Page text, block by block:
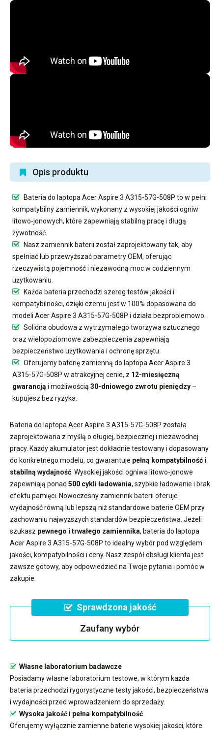
Opis produktu
Bateria do laptopa Acer Aspire 3 A315-57G-508P to w pełni
kompatybilny zamiennik, wykonany z wysokiej jakości ogniw
litowo-jonowych, które zapewniają stabilną pracę i długą
żywotność.
Nasz zamiennik baterii został zaprojektowany tak, aby
spełniać lub przewyższać parametry OEM, oferując
rzeczywistą pojemność i niezawodną moc w codziennym
użytkowaniu.
Każda bateria przechodzi szereg testów jakości i
kompatybilności, dzięki czemu jest w 100% dopasowana do
modeli Acer Aspire 3 A315-57G-508P i działa bezproblemowo.
Solidna obudowa z wytrzymałego tworzywa sztucznego
oraz wielopoziomowe zabezpieczenia zapewniają
bezpieczeństwo użytkowania i ochronę sprzętu.
Oferujemybaterię zamienną do laptopa Acer Aspire 3
A315-57G-508P w atrakcyjnej cenie, z 12-miesięczną
gwarancją i możliwością 30-dniowego zwrotu pieniędzy –
kupujesz bez ryzyka.
Bateria do laptopa Acer Aspire 3 A315-57G-508P została
zaprojektowana z myślą o długiej, bezpiecznej i niezawodnej
pracy. Każdy akumulator jest dokładnie testowany i dopasowany
do konkretnego modelu, co gwarantuje pełną kompatybilność i
stabilną wydajność . Wysokiej jakości ogniwa litowo-jonowe
zapewniają ponad 500 cykli ładowania, szybkie ładowanie i brak
efektu pamięci. Nowoczesny zamiennik baterii oferuje
wydajność równą lub lepszą niż standardowe baterie OEM przy
zachowaniu najwyższych standardów bezpieczeństwa. Jeżeli
szukasz pewnego i trwałego zamiennika, bateria do laptopa
Acer Aspire 3 A315-57G-508P to idealny wybór pod względem
jakości, kompatybilności i ceny. Nasz zespół obsługi klienta jest
zawsze gotowy, aby odpowiedzieć na Twoje pytania i pomóc w
zakupie.
Sprawdzona jakość
Zaufany wybór
Własne laboratorium badawcze
Posiadamy własne laboratorium testowe, w którym każda
bateria przechodzi rygorystyczne testy jakości, bezpieczeństwa
i wydajności przed wprowadzeniem do sprzedaży.
Wysoka jakość i pełna kompatybilność
Oferujemy wyłącznie zamienne baterie wysokiej jakości, które